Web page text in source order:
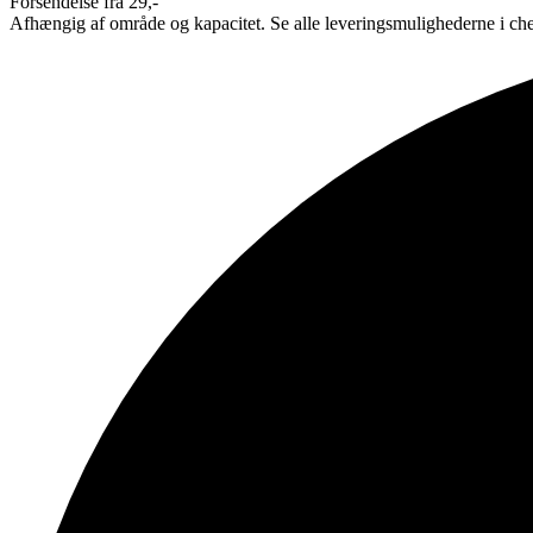
Afhængig af område og kapacitet. Se alle leveringsmulighederne i